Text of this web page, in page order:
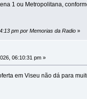
1 ou Metropolitana,
pm por Memorias da Radio»
06:10:31 pm »
em Viseu não dá para